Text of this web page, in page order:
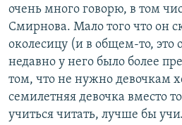
очень много говорю, в том
Смирнова. Мало того что он
околесицу (и в общем-то, это
недавно у него было более
том, что не нужно девочкам
семилетняя девочка вместо
учиться читать, лучше бы